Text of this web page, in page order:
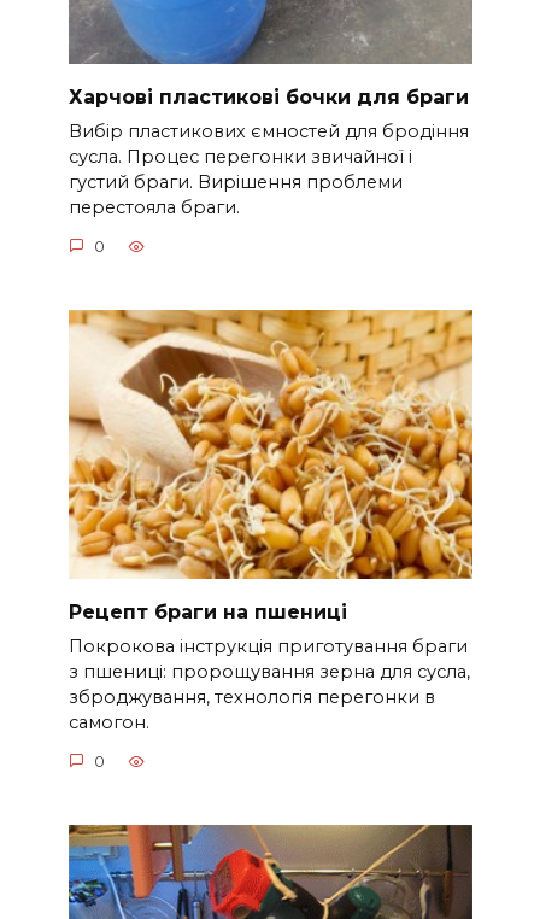
Харчові пластикові бочки для браги
Вибір пластикових ємностей для бродіння
сусла. Процес перегонки звичайної і
густий браги. Вирішення проблеми
перестояла браги.
0
Рецепт браги на пшениці
Покрокова інструкція приготування браги
з пшениці: пророщування зерна для сусла,
зброджування, технологія перегонки в
самогон.
0